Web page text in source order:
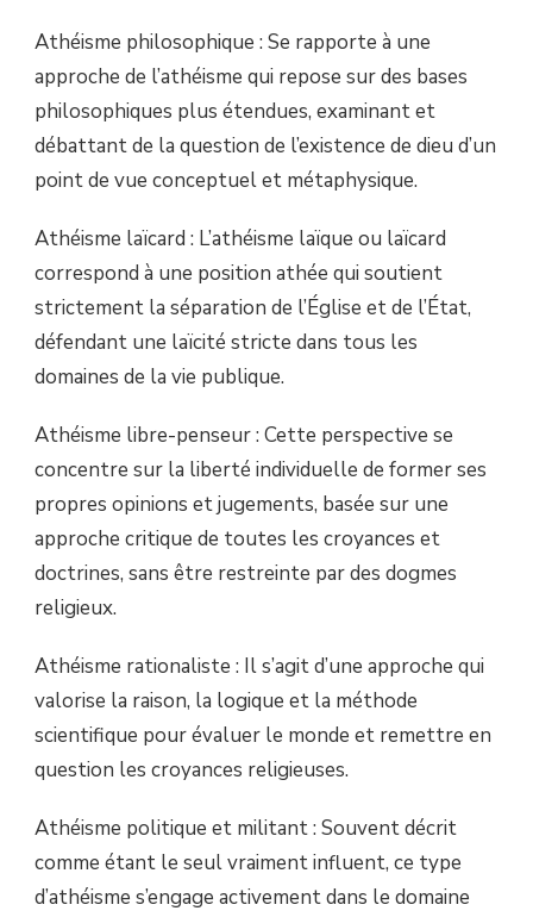
Athéisme philosophique : Se rapporte à une
approche de l’athéisme qui repose sur des bases
philosophiques plus étendues, examinant et
débattant de la question de l’existence de dieu d’un
point de vue conceptuel et métaphysique.
Athéisme laïcard : L’athéisme laïque ou laïcard
correspond à une position athée qui soutient
strictement la séparation de l’Église et de l’État,
défendant une laïcité stricte dans tous les
domaines de la vie publique.
Athéisme libre-penseur : Cette perspective se
concentre sur la liberté individuelle de former ses
propres opinions et jugements, basée sur une
approche critique de toutes les croyances et
doctrines, sans être restreinte par des dogmes
religieux.
Athéisme rationaliste : Il s’agit d’une approche qui
valorise la raison, la logique et la méthode
scientifique pour évaluer le monde et remettre en
question les croyances religieuses.
Athéisme politique et militant : Souvent décrit
comme étant le seul vraiment influent, ce type
d’athéisme s’engage activement dans le domaine